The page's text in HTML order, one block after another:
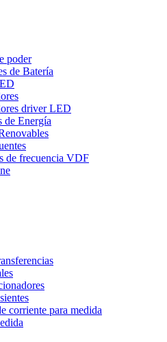
poder
de Batería
driver LED
de Energía
de frecuencia VDF
corriente para medida